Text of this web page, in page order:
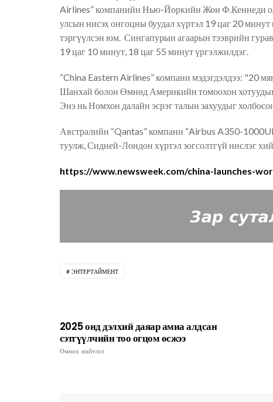
Airlines”компанийн Нью-Йоркийн Жон Ф.Кеннеди
улсын нисэх онгоцны буудалхүртэл 19 цаг 20 минут
тэргүүлсэн юм. Сингапурын агаарын тээврийн
19 цаг 10 минут, 18 цаг 55 минутүргэлжилдэг
“China Eastern Airlines”компани мэдэгдэлдээ: "20
Шанхай болон Өмнөд Америкийн томоохон
Энэ нь Номхон далайн эсрэг талын захуудыг
Австралийн “Qantas”компани “Airbus A350-
туулж, Сидней-Лондон хүртэл зогсолтгүй нислэг
https://www.newsweek.com/china-launches-
ЭНТЕРТАЙМЕНТ
2025 онд дэлхий даяар амиа алдсан
сэтгүүлчийн тоо огцом өсжээ
Өмнөх нийтлэл